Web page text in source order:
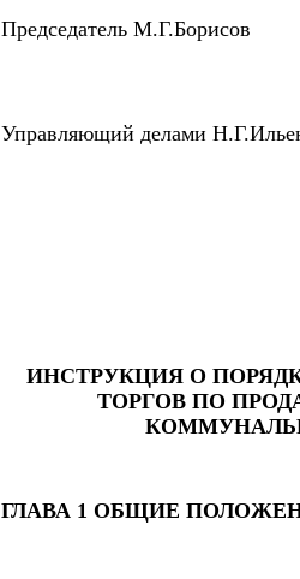
Председатель М.Г.Борисов
Управляющий делами
ИНСТРУКЦИЯ О
ТОРГОВ ПО
ГЛАВА 1 ОБЩИЕ